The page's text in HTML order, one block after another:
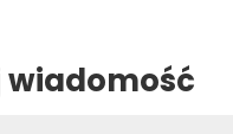
wiadomość